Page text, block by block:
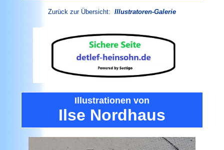
Zurück zur Übersicht: Illustratoren-Galerie
Illustrationen von
Ilse Nordhaus